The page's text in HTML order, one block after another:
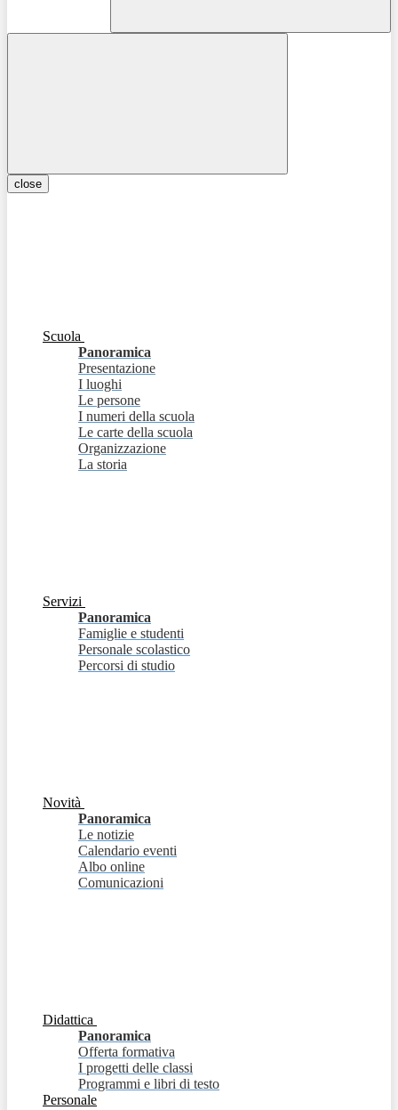
close
Scuola
Panoramica
Presentazione
I luoghi
Le persone
I numeri della scuola
Le carte della scuola
Organizzazione
La storia
Servizi
Panoramica
Famiglie e studenti
Personale scolastico
Percorsi di studio
Novità
Panoramica
Le notizie
Calendario eventi
Albo online
Comunicazioni
Didattica
Panoramica
Offerta formativa
I progetti delle classi
Programmi e libri di testo
Personale